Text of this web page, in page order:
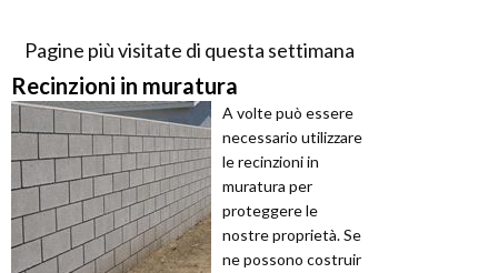
Pagine più visitate di questa settimana
Recinzioni in muratura
A volte può essere
necessario utilizzare
le recinzioni in
muratura per
proteggere le
nostre proprietà. Se
ne possono costruir